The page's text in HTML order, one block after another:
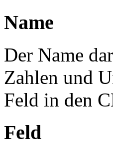
Name
Der Name
Zahlen und
Feld in den
Feld